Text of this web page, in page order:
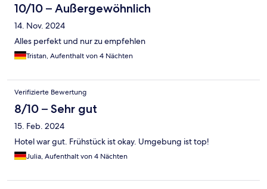
10/10 – Außergewöhnlich
14. Nov. 2024
Alles perfekt und nur zu empfehlen
Tristan, Aufenthalt von 4 Nächten
Verifizierte Bewertung
8/10 – Sehr gut
15. Feb. 2024
Hotel war gut. Frühstück ist okay. Umgebung ist top!
Julia, Aufenthalt von 4 Nächten